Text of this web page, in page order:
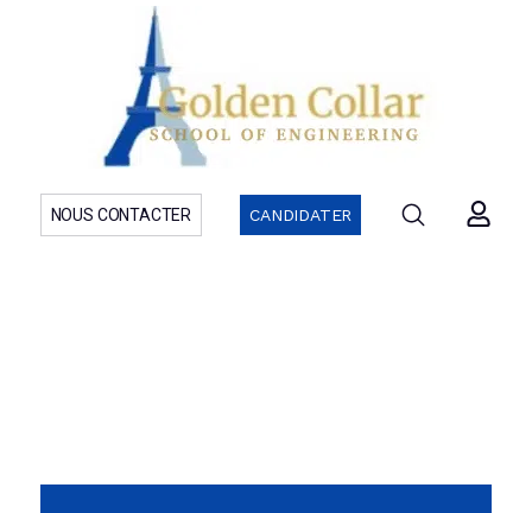
NOUS CONTACTER CANDIDATER